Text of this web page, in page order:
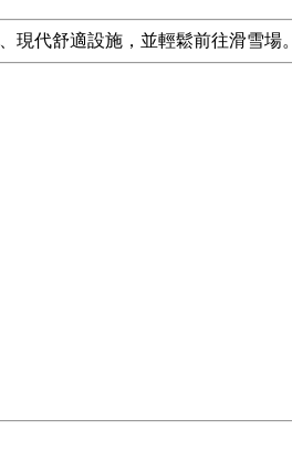
現代舒適設施，並輕鬆前往滑雪場。